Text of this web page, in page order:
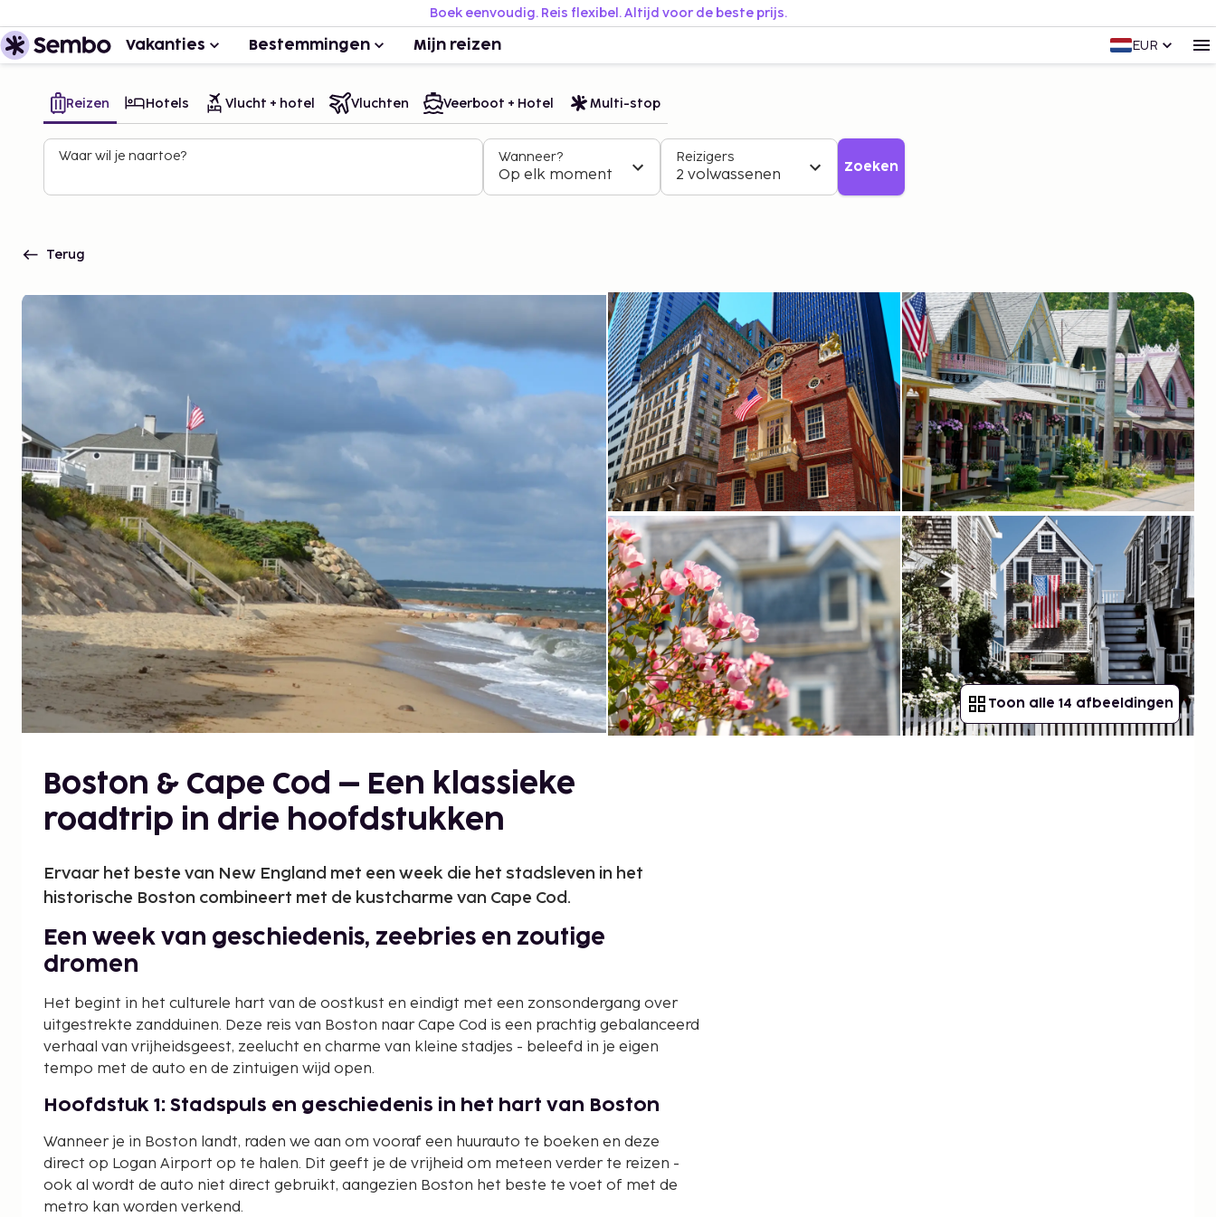
Boek eenvoudig. Reis flexibel. Altijd voor de beste prijs.
Vakanties Bestemmingen Mijn reizen EUR
Reizen Hotels Vlucht + hotel Vluchten Veerboot + Hotel Multi-stop
Waar wil je naartoe? Wanneer?
Op elk moment
Reizigers
2 volwassenen Zoeken
Terug
Toon alle 14 afbeeldingen
Boston & Cape Cod – Een klassieke
roadtrip in drie hoofdstukken
Ervaar het beste van New England met een week die het stadsleven in het
historische Boston combineert met de kustcharme van Cape Cod.
Een week van geschiedenis, zeebries en zoutige
dromen
Het begint in het culturele hart van de oostkust en eindigt met een zonsondergang over
uitgestrekte zandduinen. Deze reis van Boston naar Cape Cod is een prachtig gebalanceerd
verhaal van vrijheidsgeest, zeelucht en charme van kleine stadjes - beleefd in je eigen
tempo met de auto en de zintuigen wijd open.
Hoofdstuk 1: Stadspuls en geschiedenis in het hart van Boston
Wanneer je in Boston landt, raden we aan om vooraf een huurauto te boeken en deze
direct op Logan Airport op te halen. Dit geeft je de vrijheid om meteen verder te reizen -
ook al wordt de auto niet direct gebruikt, aangezien Boston het beste te voet of met de
metro kan worden verkend.